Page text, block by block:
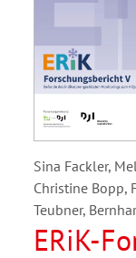
Sina Fackler,
Christine Bopp,
Teubner,
ERiK-